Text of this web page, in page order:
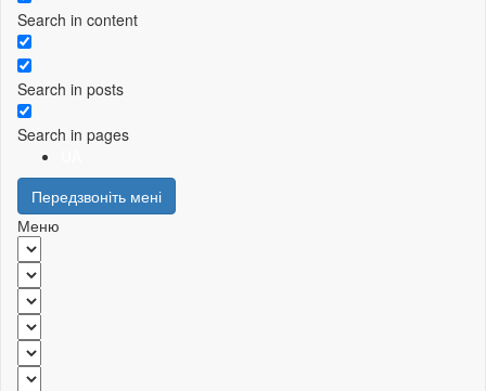
Search in content
Search in posts
Search in pages
Передзвоніть мені
Меню